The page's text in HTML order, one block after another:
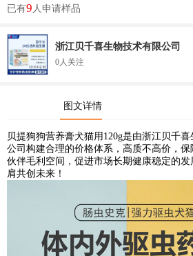
已有9 人申请样品
浙江贝千喜生物技术有限公司
0人关注
图文详情
贝提狗狗营养膏犬猫用120g是由浙江贝千喜
公司构建合理的价格体系，高质不高价，
伙伴毛利空间，促进市场长期健康稳定的
肩共创未来！